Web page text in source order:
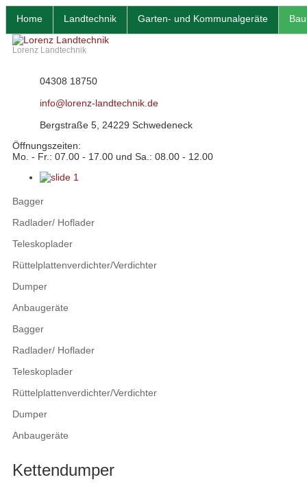
Home Landtechnik Garten- und Kommunalgeräte
Lorenz Landtechnik
04308 18750
info@lorenz-landtechnik.de
Bergstraße 5, 24229 Schwedeneck
Öffnungszeiten:
Mo. - Fr.: 07.00 - 17.00 und Sa.: 08.00 - 12.00
Bagger
Radlader/ Hoflader
Teleskoplader
Rüttelplattenverdichter/Verdichter
Dumper
Anbaugeräte
Bagger
Radlader/ Hoflader
Teleskoplader
Rüttelplattenverdichter/Verdichter
Dumper
Anbaugeräte
Kettendumper